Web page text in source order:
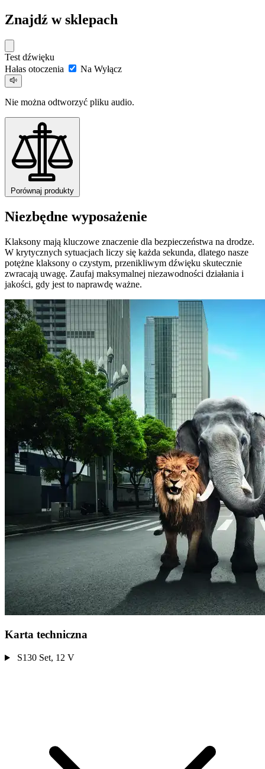
Znajdź w sklepach
Test dźwięku
Hałas otoczenia
Na Wyłącz
Nie można odtworzyć pliku audio.
Porównaj produkty
Niezbędne wyposażenie
Klaksony mają kluczowe znaczenie dla bezpieczeństwa na drodze.
W krytycznych sytuacjach liczy się każda sekunda, dlatego nasze
potężne klaksony o czystym, przenikliwym dźwięku skutecznie
zwracają uwagę. Zaufaj maksymalnej niezawodności działania i
jakości, gdy jest to naprawdę ważne.
Karta techniczna
S130 Set, 12 V